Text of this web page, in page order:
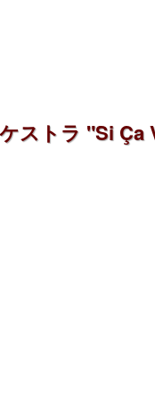
ストラ "Si Ça